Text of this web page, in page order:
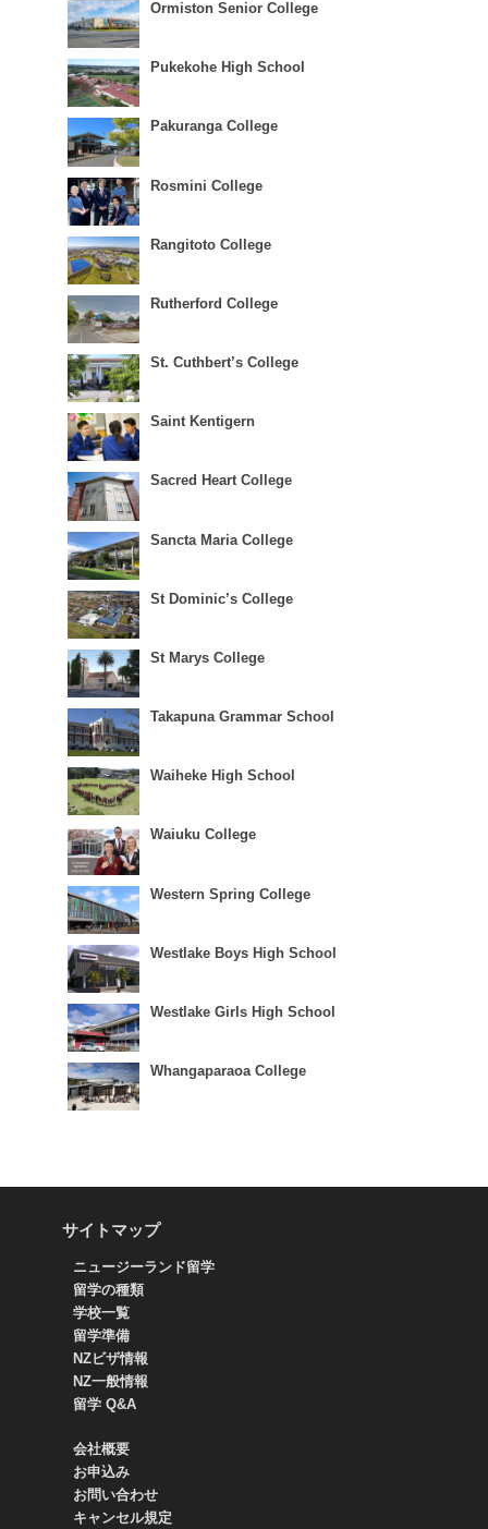
Ormiston Senior College
Pukekohe High School
Pakuranga College
Rosmini College
Rangitoto College
Rutherford College
St. Cuthbert’s College
Saint Kentigern
Sacred Heart College
Sancta Maria College
St Dominic’s College
St Marys College
Takapuna Grammar School
Waiheke High School
Waiuku College
Western Spring College
Westlake Boys High School
Westlake Girls High School
Whangaparaoa College
サイトマップ
ニュージーランド留学
留学の種類
学校一覧
留学準備
NZビザ情報
NZ一般情報
留学 Q&A
会社概要
お申込み
お問い合わせ
キャンセル規定